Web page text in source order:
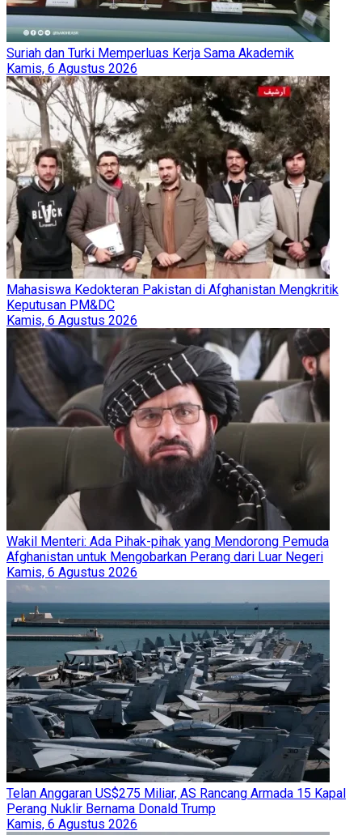
Suriah dan Turki Memperluas Kerja Sama Akademik
Kamis, 6 Agustus 2026
Mahasiswa Kedokteran Pakistan di Afghanistan Mengkritik
Keputusan PM&DC
Kamis, 6 Agustus 2026
Wakil Menteri: Ada Pihak-pihak yang Mendorong Pemuda
Afghanistan untuk Mengobarkan Perang dari Luar Negeri
Kamis, 6 Agustus 2026
Telan Anggaran US$275 Miliar, AS Rancang Armada 15 Kapal
Perang Nuklir Bernama Donald Trump
Kamis, 6 Agustus 2026